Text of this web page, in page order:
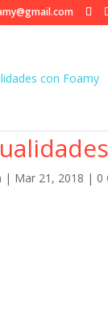
| Mar 21, 2018 | 0